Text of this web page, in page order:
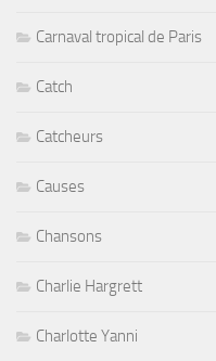
Carnaval tropical de Paris
Catch
Catcheurs
Causes
Chansons
Charlie Hargrett
Charlotte Yanni